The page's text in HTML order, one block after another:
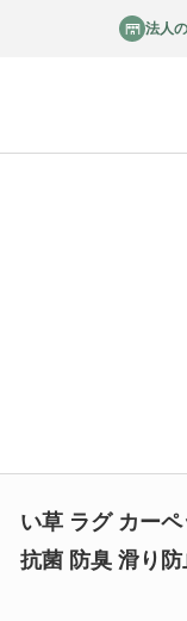
法人
い草 ラグ カー
抗菌 防臭 滑り